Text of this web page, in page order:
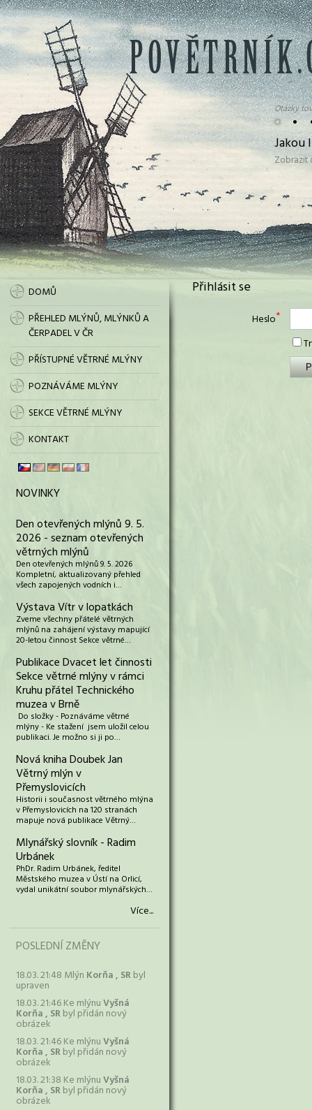
• •
Otázky
Jakou
DOMŮ
PŘEHLED MLÝNŮ, MLÝNKŮ A
ČERPADEL V ČR
PŘÍSTUPNÉ VĚTRNÉ MLÝNY
POZNÁVÁME MLÝNY
SEKCE VĚTRNÉ MLÝNY
KONTAKT
NOVINKY
Den otevřených mlýnů 9. 5.
2026 - seznam otevřených
větrných mlýnů
Den otevřených mlýnů 9. 5. 2026
Kompletní, aktualizovaný přehled
všech zapojených vodních i…
Výstava Vítr v lopatkách
Zveme všechny přátelé větrných
mlýnů na zahájení výstavy mapující
20-letou činnost Sekce větrné…
Publikace Dvacet let činnosti
Sekce větrné mlýny v rámci
Kruhu přátel Technického
muzea v Brně
Do složky - Poznáváme větrné
mlýny - Ke stažení jsem uložil celou
publikaci. Je možno si ji po…
Nová kniha Doubek Jan
Větrný mlýn v
Přemyslovicích
Historii i současnost větrného mlýna
v Přemyslovicích na 120 stranách
mapuje nová publikace Větrný…
Mlynářský slovník - Radim
Urbánek
PhDr. Radim Urbánek, ředitel
Městského muzea v Ústí na Orlicí,
vydal unikátní soubor mlynářských…
Více...
POSLEDNÍ ZMĚNY
18.03. 21:48 Mlýn Korňa , SRbyl
upraven
18.03. 21:46 Ke mlýnuVyšná
Korňa , SRbyl přidán nový
obrázek
18.03. 21:46 Ke mlýnuVyšná
Korňa , SRbyl přidán nový
obrázek
18.03. 21:38 Ke mlýnuVyšná
Korňa , SRbyl přidán nový
obrázek
Přihlásit se
Heslo